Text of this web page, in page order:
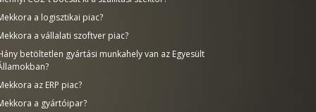
a logisztikai piac?
a vállalati szoftver piac?
betöltetlen gyártási munkahely van az Egyesült
az ERP piac?
a gyártóipar?